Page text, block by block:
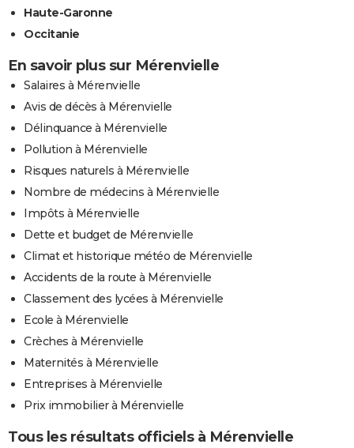
Haute-Garonne
Occitanie
En savoir plus sur Mérenvielle
Salaires à Mérenvielle
Avis de décès à Mérenvielle
Délinquance à Mérenvielle
Pollution à Mérenvielle
Risques naturels à Mérenvielle
Nombre de médecins à Mérenvielle
Impôts à Mérenvielle
Dette et budget de Mérenvielle
Climat et historique météo de Mérenvielle
Accidents de la route à Mérenvielle
Classement des lycées à Mérenvielle
Ecole à Mérenvielle
Crèches à Mérenvielle
Maternités à Mérenvielle
Entreprises à Mérenvielle
Prix immobilier à Mérenvielle
Tous les résultats officiels à Mérenvielle